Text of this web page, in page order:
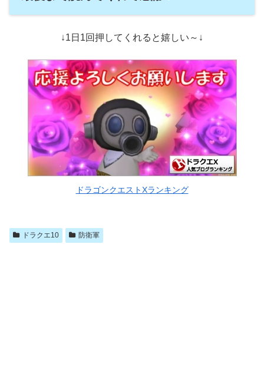
↓1日1回押してくれると嬉しい～↓
ドラゴンクエストXランキング
ドラクエ10 防衛軍